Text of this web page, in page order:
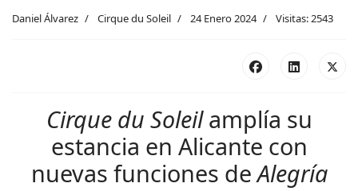
Daniel Álvarez Cirque du Soleil 24 Enero 2024 Visitas: 2543
Cirque du Soleilamplía su
estancia en Alicante con
nuevas funciones deAlegría